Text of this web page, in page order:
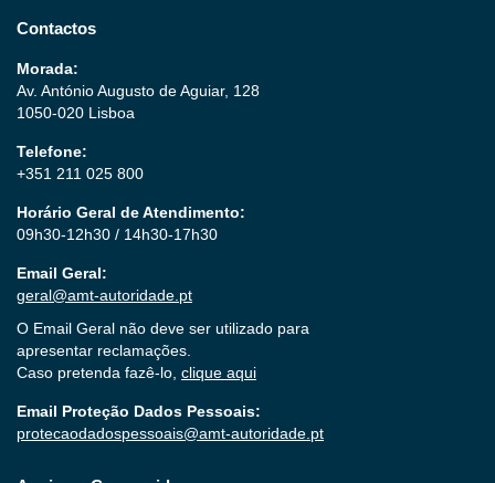
Contactos
Morada:
Av. António Augusto de Aguiar, 128
1050-020 Lisboa
Telefone:
+351 211 025 800
Horário Geral de Atendimento:
09h30-12h30 / 14h30-17h30
Email Geral:
geral@amt-autoridade.pt
O Email Geral não deve ser utilizado para
apresentar reclamações.
Caso pretenda fazê-lo, clique aqui
Email Proteção Dados Pessoais:
protecaodadospessoais@amt-autoridade.pt